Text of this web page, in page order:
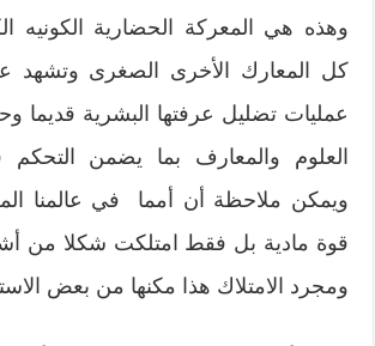
وهذه هي المعركة الحضارية الكونيه
كل المعارك الأخرى الصغرى وتشهد
عمليات تضليل عرفتها البشرية قديما
العلوم والمعارف بما يضمن
ويمكن ملاحظة أن أمما في عالمنا
قوة مادية بل فقط امتلكت شكلا من
ومجرد الامتلاك هذا مكنها من بعض